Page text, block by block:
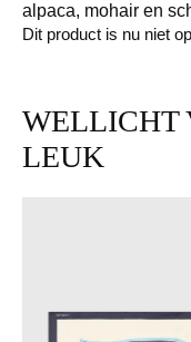
alpaca, mohair en
Dit product is nu niet
WELLICHT
LEUK